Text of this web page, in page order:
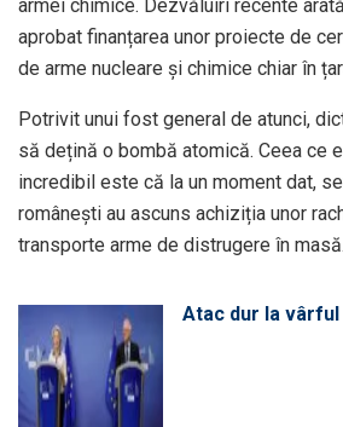
armei chimice. Dezvăluiri recente
aprobat finanțarea unor proiecte de
de arme nucleare și chimice chiar în
Potrivit unui fost general de atunci,
să dețină o bombă atomică. Ceea ce
incredibil este că la un moment dat,
românești au ascuns achiziția unor
transporte arme de distrugere în masă.
Atac dur la vârful